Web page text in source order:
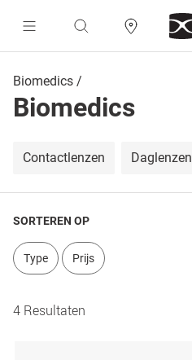
Biomedics
Biomedics
Contactlenzen Daglenzen
SORTEREN OP
Type Prijs
4 Resultaten